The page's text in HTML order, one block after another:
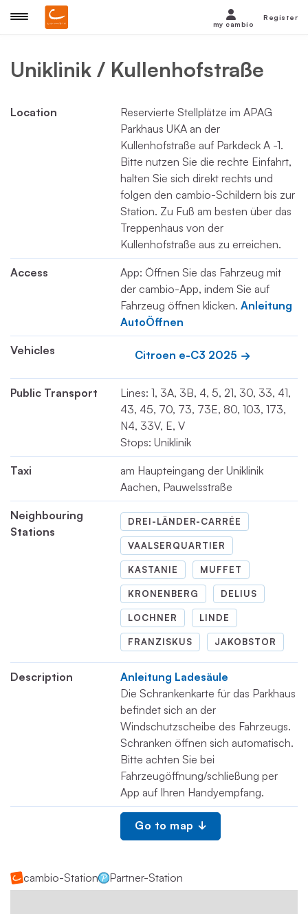
Uniklinik / Kullenhofstraße
Location
Reservierte Stellplätze im APAG
Parkhaus UKA an der
Kullenhofstraße auf Parkdeck A -1.
Bitte nutzen Sie die rechte Einfahrt,
halten Sie sich direkt rechts und
folgen den cambio-Schildern bis zur
Station. Zu Fuß am besten über das
Treppenhaus von der
Kullenhofstraße aus zu erreichen.
Access
App: Öffnen Sie das Fahrzeug mit
der cambio-App, indem Sie auf
Fahrzeug öffnen klicken. Anleitung
AutoÖffnen
Vehicles Citroen e-C3 2025
Public Transport
Lines: 1, 3A, 3B, 4, 5, 21, 30, 33, 41,
43, 45, 70, 73, 73E, 80, 103, 173,
N4, 33V, E, V
Stops: Uniklinik
Taxi
am Haupteingang der Uniklinik
Aachen, Pauwelsstraße
Neighbouring
Stations
DREI-LÄNDER-CARRÉE
VAALSERQUARTIER
KASTANIE MUFFET
KRONENBERG DELIUS
LOCHNER LINDE
FRANZISKUS JAKOBSTOR
Description
Anleitung Ladesäule
Die Schrankenkarte für das Parkhaus
befindet sich an der
Windschutzscheibe des Fahrzeugs.
Schranken öffnen sich automatisch.
Bitte achten Sie bei
Fahrzeugöffnung/schließung per
App auf Ihren Handyempfang.
Go to map
cambio-Station Partner-Station
my cambio
Register